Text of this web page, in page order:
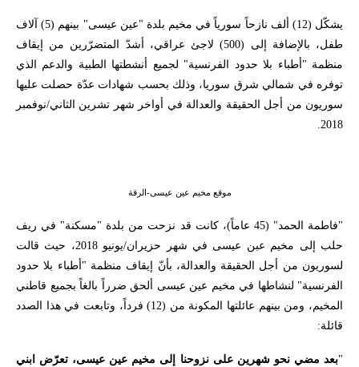
يشكّل (12) ألف نازحاً سورياً في مخيم بلدة "عين عيسى" بينهم (5) آلاف
طفل، بالإضافة إلى (500) لاجئ عراقي، أشدّ المتضرّرين من إيقاف
منظمة "أطباء بلا حدود الفرنسية" لجميع أنشطتها الطبية والدعم الذي
توفره في شمالي شرق سوريا، وذلك بحسب شهادات عدّة حصلت عليها
سوريون من أجل الحقيقة والعدالة في أواخر شهر تشرين الثاني/نوفمبر
2018
.
موقع مخيم عين عيسى-الرقة
"فاطمة الحمد" (45 عاماً)، كانت قد نزحت من بلدة "مسكنة" في ريف
حلب إلى مخيم عبن عيسى في شهر حزيران/يونيو 2018، حيث قالت
لسوريون من أجل الحقيقة والعدالة، بأنّ إيقاف منظمة "أطباء بلا حدود
الفرنسية" لنشاطها في مخيم عين عيسى ألحق ضرراً بالغاً بجميع قاطني
المخيم، ومن بينهم عائلتها المكونة من (12) فرداً، وتابعت في هذا الصدد
قائلة:
"بعد مضي نحو شهرين على نزوحنا إلى مخيم عين عيسى، تعرّض ابني